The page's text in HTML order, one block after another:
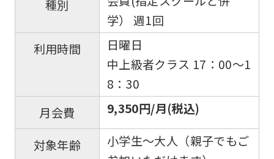
種別
学） 週1回
利用時間
日曜日
中上級者クラス 17：00〜1
8：30
月会費
9,350円/月(税込)
対象年齢
小学生～大人（親子でもご
For
foreigners